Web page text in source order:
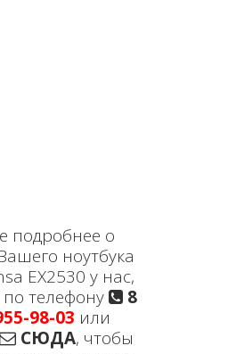
подробнее о
ноутбука
EX2530 у нас,
телефону
8
98-03 или
СЮДА, чтобы